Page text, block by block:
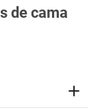
de cama